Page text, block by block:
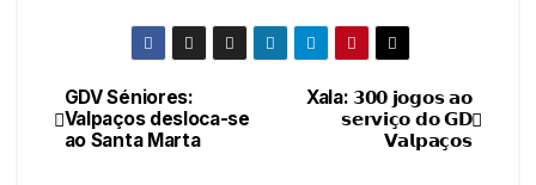
Navegação
de
Xala: 𝟯𝟬𝟬 𝗷𝗼𝗴𝗼𝘀 𝗮𝗼
𝘀𝗲𝗿𝘃𝗶𝗰̧𝗼 𝗱𝗼 𝗚𝗗
𝗩𝗮𝗹𝗽𝗮𝗰̧𝗼𝘀
GDV Séniores:
Valpaços desloca-se
ao Santa Marta